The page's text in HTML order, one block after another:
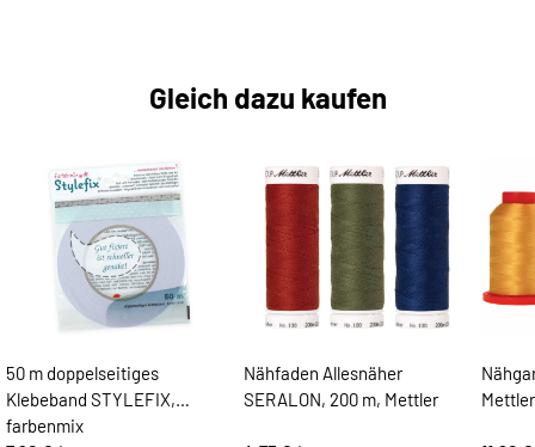
Gleich dazu kaufen
50 m doppelseitiges
Klebeband STYLEFIX,
farbenmix
Nähfaden Allesnäher
SERALON, 200 m, Mettler
Mettler